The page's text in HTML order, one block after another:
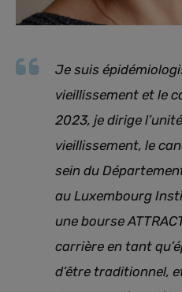
Je suis
vieillissement et le
2023, je dirige
vieillissement, le
sein du
au Luxembourg
une bourse
carrière en tant
d’être traditionnel,